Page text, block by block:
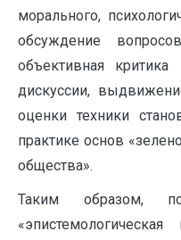
морального,
обсуждение
объективная
дискуссии,
оценки техники
практике основ
общества».
Таким образом,